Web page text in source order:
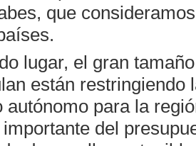
que
lugar, el gran
están restringiendo
autónomo para la
del